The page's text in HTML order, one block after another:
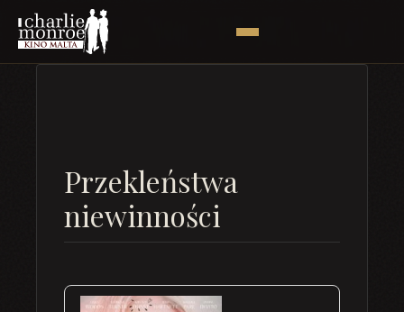
Przekleństwa
niewinności